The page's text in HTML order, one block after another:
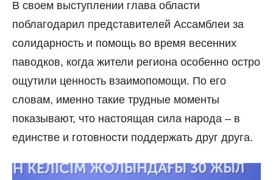
В своем выступлении глава области
поблагодарил представителей Ассамблеи за
солидарность и помощь во время весенних
паводков, когда жители региона особенно остро
ощутили ценность взаимопомощи. По его
словам, именно такие трудные моменты
показывают, что настоящая сила народа – в
единстве и готовности поддержать друг друга.